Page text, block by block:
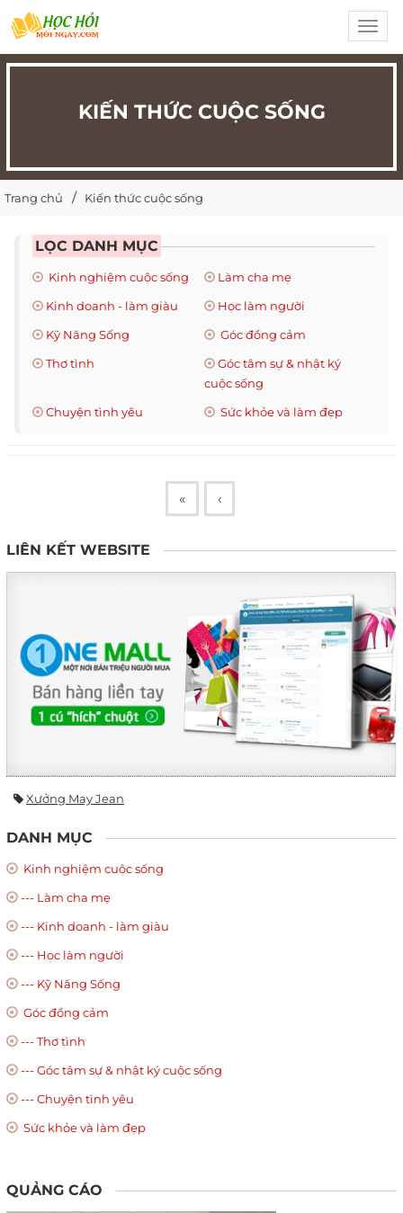
KIẾN THỨC CUỘC SỐNG
Trang chủ Kiến thức cuộc sống
LỌC DANH MỤC
Kinh nghiệm cuộc sống
Làm cha mẹ
Kinh doanh - làm giàu
Học làm người
Kỹ Năng Sống
Góc đồng cảm
Thơ tình
Góc tâm sự & nhật ký
cuộc sống
Chuyện tình yêu
Sức khỏe và làm đẹp
« ‹
LIÊN KẾT WEBSITE
Xưởng May Jean
DANH MỤC
Kinh nghiệm cuộc sống
--- Làm cha mẹ
--- Kinh doanh - làm giàu
--- Học làm người
--- Kỹ Năng Sống
Góc đồng cảm
--- Thơ tình
--- Góc tâm sự & nhật ký cuộc sống
--- Chuyện tình yêu
Sức khỏe và làm đẹp
QUẢNG CÁO